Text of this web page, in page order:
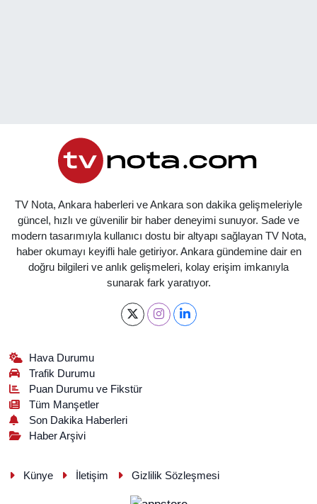
TV Nota, Ankara haberleri ve Ankara son dakika gelişmeleriyle
güncel, hızlı ve güvenilir bir haber deneyimi sunuyor. Sade ve
modern tasarımıyla kullanıcı dostu bir altyapı sağlayan TV Nota,
haber okumayı keyifli hale getiriyor. Ankara gündemine dair en
doğru bilgileri ve anlık gelişmeleri, kolay erişim imkanıyla
sunarak fark yaratıyor.
Hava Durumu
Trafik Durumu
Puan Durumu ve Fikstür
Tüm Manşetler
Son Dakika Haberleri
Haber Arşivi
Künye İletişim Gizlilik Sözleşmesi